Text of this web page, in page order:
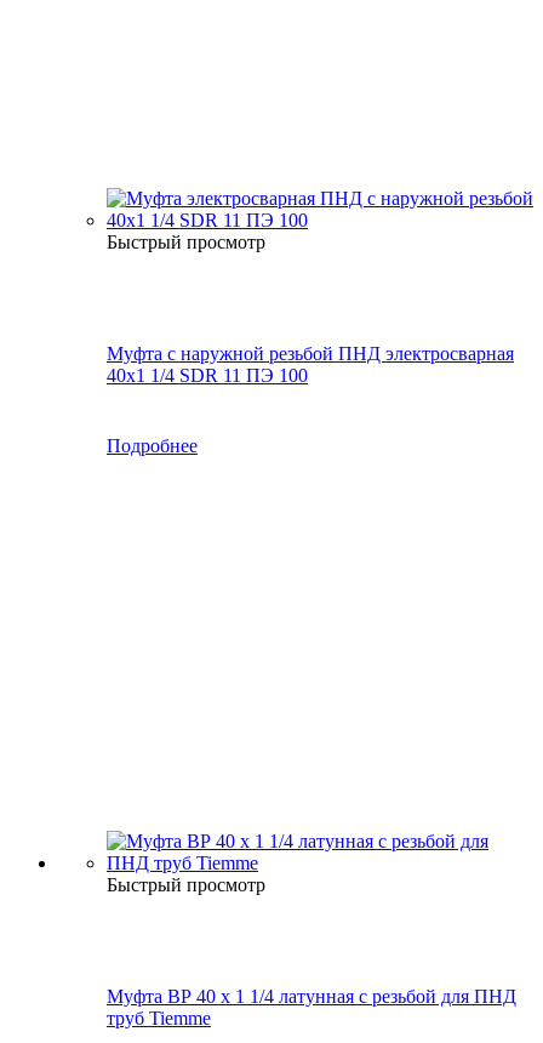
Быстрый просмотр
Муфта с наружной резьбой ПНД электросварная
40x1 1/4 SDR 11 ПЭ 100
Подробнее
Быстрый просмотр
Муфта ВР 40 х 1 1/4 латунная с резьбой для ПНД
труб Tiemme